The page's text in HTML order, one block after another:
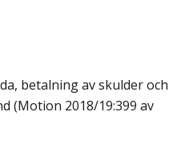
betalning av skulder och
(Motion 2018/19:399 av